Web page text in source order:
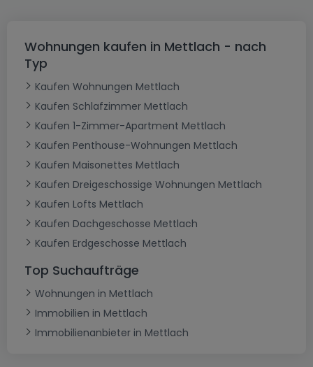
Wohnungen kaufen in Mettlach - nach
Typ
Kaufen Wohnungen Mettlach
Kaufen Schlafzimmer Mettlach
Kaufen 1-Zimmer-Apartment Mettlach
Kaufen Penthouse-Wohnungen Mettlach
Kaufen Maisonettes Mettlach
Kaufen Dreigeschossige Wohnungen Mettlach
Kaufen Lofts Mettlach
Kaufen Dachgeschosse Mettlach
Kaufen Erdgeschosse Mettlach
Top Suchaufträge
Wohnungen in Mettlach
Immobilien in Mettlach
Immobilienanbieter in Mettlach